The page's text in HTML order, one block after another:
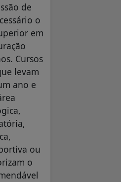
de
o
em
Cursos
levam
ano e
ou
o